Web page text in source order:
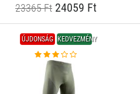
23365 Ft24059 Ft
ÚJDONSÁG KEDVEZMÉNY